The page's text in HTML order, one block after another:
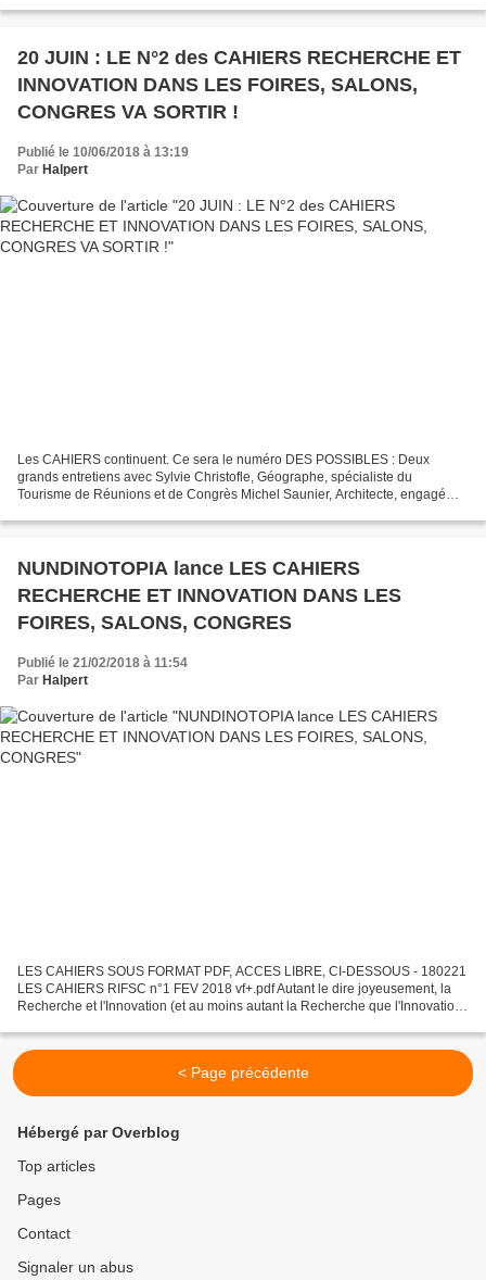
20 JUIN : LE N°2 des CAHIERS RECHERCHE ET
INNOVATION DANS LES FOIRES, SALONS,
CONGRES VA SORTIR !
Publié le 10/06/2018 à 13:19
Par Halpert
Les CAHIERS continuent. Ce sera le numéro DES POSSIBLES : Deux
grands entretiens avec Sylvie Christofle, Géographe, spécialiste du
Tourisme de Réunions et de Congrès Michel Saunier, Architecte, engagé
NUNDINOTOPIA lance LES CAHIERS
RECHERCHE ET INNOVATION DANS LES
FOIRES, SALONS, CONGRES
Publié le 21/02/2018 à 11:54
Par Halpert
LES CAHIERS SOUS FORMAT PDF, ACCES LIBRE, CI-DESSOUS - 180221
LES CAHIERS RIFSC n°1 FEV 2018 vf+.pdf Autant le dire joyeusement, la
Recherche et l'Innovation (et au moins autant la Recherche que l'Innovation)
< Page précédente
Hébergé par Overblog
Top articles
Pages
Contact
Signaler un abus